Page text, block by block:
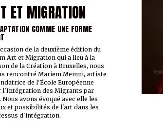
ET MIGRATION
COMME UNE FORME
de la deuxième édition du
Art et Migration qui a lieu à la
de la Création à Bruxelles, nous
rencontré Mariem Memni, artiste
de l'École Européenne
l'Intégration des Migrants par
Nous avons évoqué avec elle les
et possibilités de l'art dans les
d'intégration.